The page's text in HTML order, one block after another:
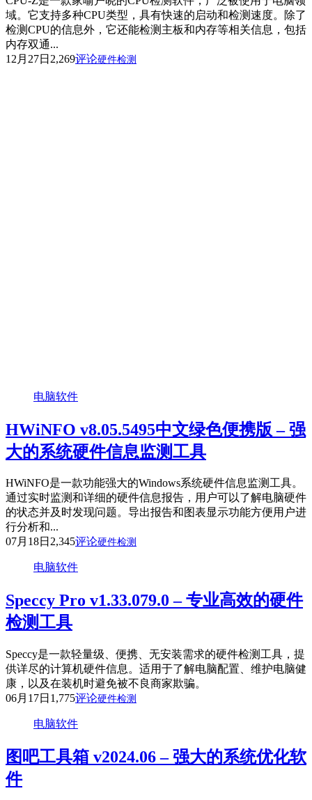
域。它支持多种CPU类型，具有快速的启动和检测速度。除了
检测CPU的信息外，它还能检测主板和内存等相关信息，包括
内存双通...
12月27日 2,269评论硬件检测
电脑软件
HWiNFO v8.05.5495中文绿色便携版 – 强
大的系统硬件信息监测工具
HWiNFO是一款功能强大的Windows系统硬件信息监测工具。
通过实时监测和详细的硬件信息报告，用户可以了解电脑硬件
的状态并及时发现问题。导出报告和图表显示功能方便用户进
行分析和...
07月18日 2,345评论硬件检测
电脑软件
Speccy Pro v1.33.079.0 – 专业高效的硬件
检测工具
Speccy是一款轻量级、便携、无安装需求的硬件检测工具，提
供详尽的计算机硬件信息。适用于了解电脑配置、维护电脑健
康，以及在装机时避免被不良商家欺骗。
06月17日 1,775评论硬件检测
电脑软件
图吧工具箱 v2024.06 – 强大的系统优化软
件